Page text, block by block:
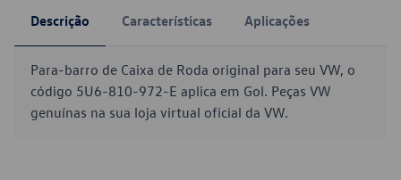
Descrição Características Aplicações
Para-barro de Caixa de Roda original para seu VW, o
código 5U6-810-972-E aplica em Gol. Peças VW
genuínas na sua loja virtual oficial da VW.